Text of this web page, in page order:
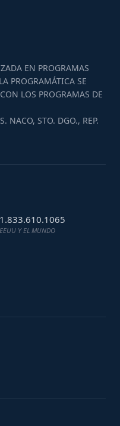
EN PROGRAMAS
PROGRAMÁTICA SE
LOS PROGRAMAS DE
NACO, STO. DGO., REP.
1.833.610.1065
EEUU Y EL MUNDO